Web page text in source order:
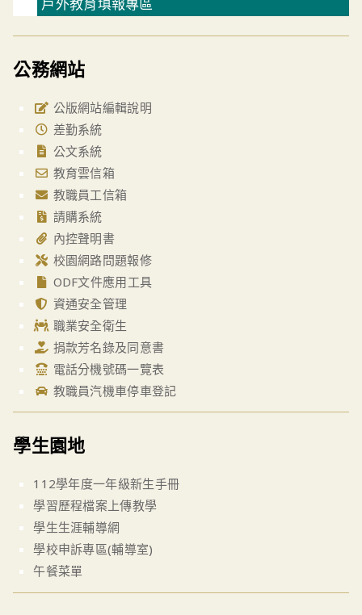
戶外教育填報專區
公務網站
公版網站編輯說明
差勤系統
公文系統
教育雲信箱
教職員工信箱
請購系統
內控聲明書
校園網路問題報修
ODF文件應用工具
資通安全管理
職業安全衛生
捐款芳名錄及同意書
電話分機號碼一覽表
教職員汽機車停車登記
學生園地
112學年度一年級新生手冊
學習歷程檔案上傳教學
學生生涯輔導網
學校申訴專區(輔導室)
午餐菜單